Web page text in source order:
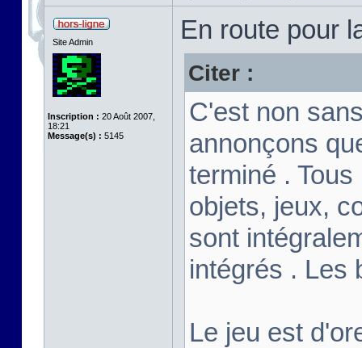
Site Admin
Inscription : 20 Août 2007,
18:21
Message(s) : 5145
En route pour
Citer :
C'est non
annonçons
terminé .
objets, jeux,
sont
intégrés . Les
Le jeu est